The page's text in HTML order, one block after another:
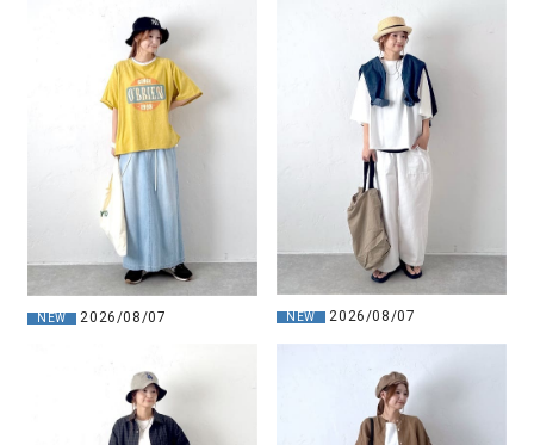
NEW 2026/08/07 NEW 2026/08/07